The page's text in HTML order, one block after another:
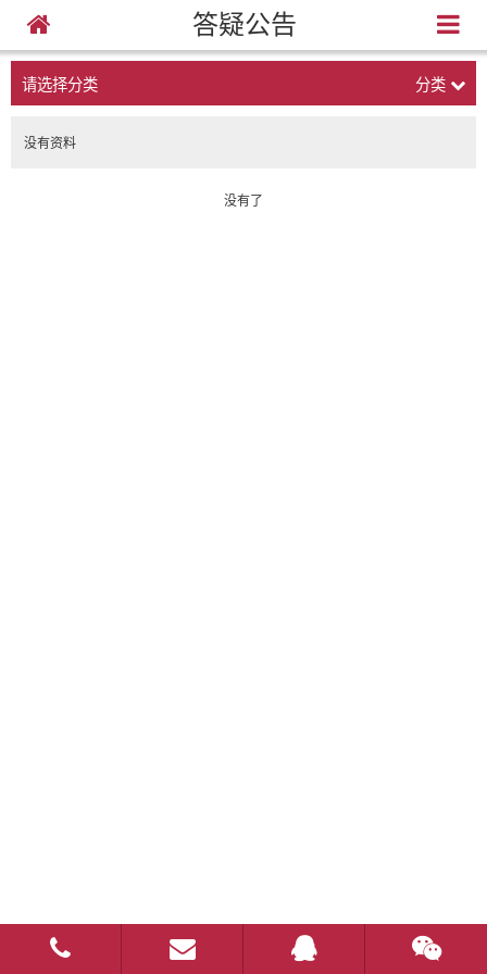
答疑公告
请选择分类 分类
没有资料
没有了